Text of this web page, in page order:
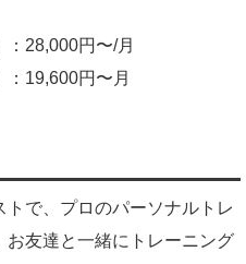
28,000円〜/月
19,600円〜月
で、プロのパーソナルトレ
友達と一緒にトレーニング